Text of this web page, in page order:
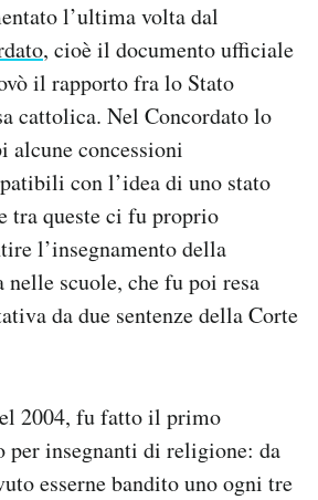
l’ultima volta dal
, cioè il documento ufficiale
il rapporto fra lo Stato
cattolica. Nel Concordato lo
alcune concessioni
con l’idea di uno stato
tra queste ci fu proprio
l’insegnamento della
scuole, che fu poi resa
da due sentenze della Corte
2004, fu fatto il primo
per insegnanti di religione: da
esserne bandito uno ogni tre